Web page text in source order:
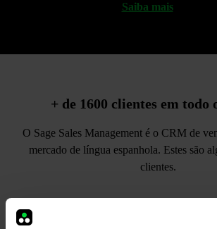
Saiba mais
+ de 1600 clientes em todo
O Sage Sales Management é o CRM de
mercado de língua espanhola. Estes são
clientes.